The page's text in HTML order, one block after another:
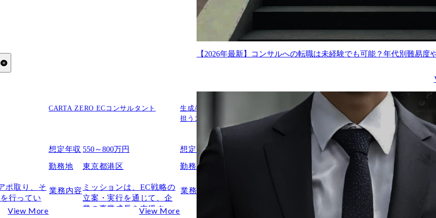
ポ取り、そ
行ってい
View More
CARTA ZERO ECコンサルタント
想定年収 550～800万円
勤務地 東京都港区
業務内容 ミッションは、EC戦略の
立案・実行を通じて、企
業の事業成長を支援する
View More
生成AIなどのAI知識を活用し事業開発を
担うコンサルタント(主任級)
想定年収 830～1,080万円
勤務地
業務内容
公共事業の変革をリードするDXコンサ
ルタント(主任クラス)
想定年収 830～1,080万円
勤務地 東京都千代田区
業務内容
職務概要
官公庁/自治体の顧客に
するコンサルティング活
【2026年最新】コンサルへの転職は未経験でも可能？年代別難易度